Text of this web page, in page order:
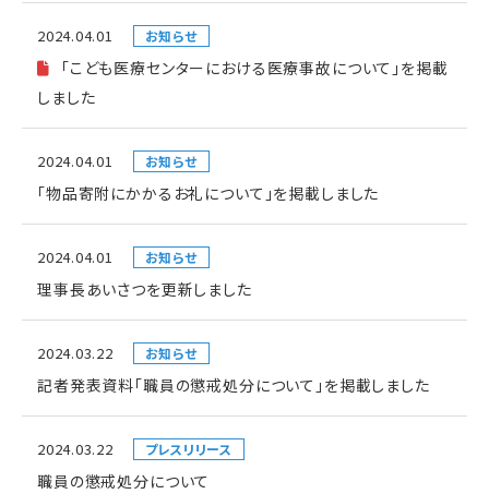
2024.04.01 お知らせ
「こども医療センターにおける医療事故について」を掲載
しました
2024.04.01 お知らせ
「物品寄附にかかるお礼について」を掲載しました
2024.04.01 お知らせ
理事長あいさつを更新しました
2024.03.22 お知らせ
記者発表資料「職員の懲戒処分について」を掲載しました
2024.03.22 プレスリリース
職員の懲戒処分について